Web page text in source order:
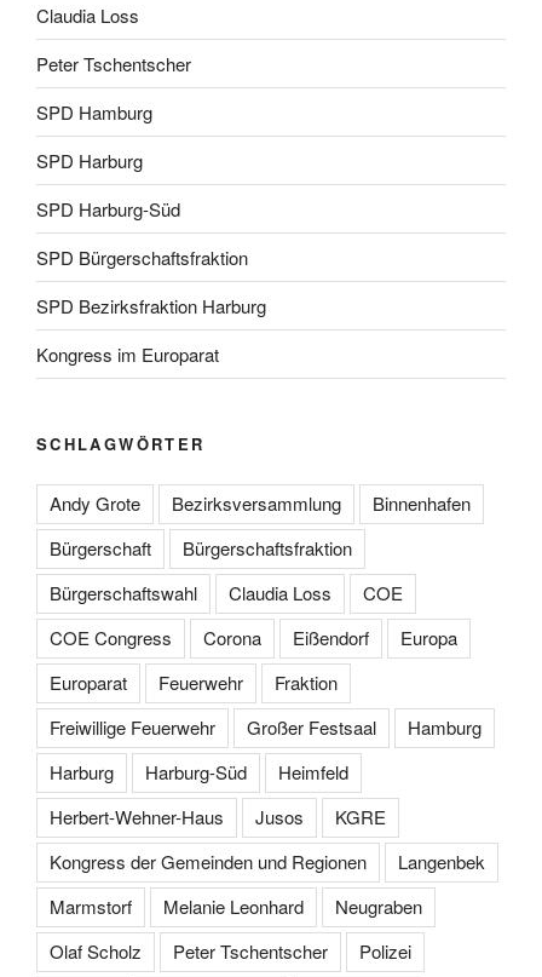
Claudia Loss
Peter Tschentscher
SPD Hamburg
SPD Harburg
SPD Harburg-Süd
SPD Bürgerschaftsfraktion
SPD Bezirksfraktion Harburg
Kongress im Europarat
SCHLAGWÖRTER
Andy Grote Bezirksversammlung
Binnenhafen
Bürgerschaft
Bürgerschaftsfraktion
Bürgerschaftswahl
Claudia Loss
COE
COE Congress
Corona Eißendorf
Europa
Europarat
Feuerwehr
Fraktion
Freiwillige Feuerwehr
Großer Festsaal
Hamburg
Harburg
Harburg-Süd
Heimfeld
Herbert-Wehner-Haus
Jusos
KGRE
Kongress der Gemeinden und Regionen
Langenbek
Marmstorf
Melanie Leonhard
Neugraben
Olaf Scholz
Peter Tschentscher
Polizei